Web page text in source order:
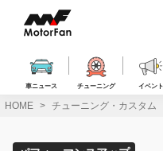
ス
車ニュース チューニング イベント
HOME チューニング・カスタム